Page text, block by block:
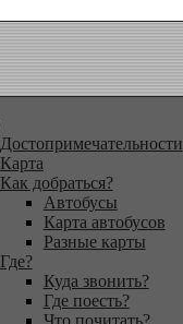
Достопримечательности
Карта
Как добраться?
Автобусы
Карта автобусов
Разные карты
Где?
Куда звонить?
Где поесть?
Что почитать?